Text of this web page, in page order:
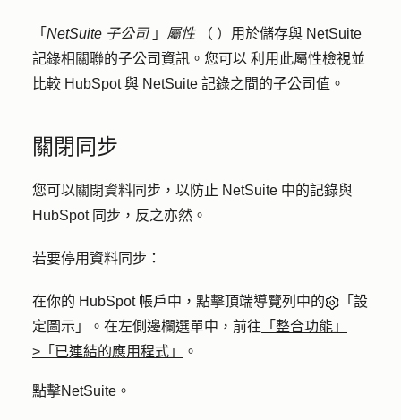
「 NetSuite 子公司 」 屬性 （ ）用於儲存與 NetSuite
記錄相關聯的子公司資訊。您可以 利用此屬性檢視並
比較 HubSpot 與 NetSuite 記錄之間的子公司值 。
關閉同步
您可以關閉資料同步，以防止 NetSuite 中的記錄與
HubSpot 同步，反之亦然。
若要停用資料同步：
在你的 HubSpot 帳戶中，點擊頂端導覽列中的
「設
定圖示」。在左側邊欄選單中，前往 「整合功能」
>「已連結的應用程式」
。
點擊NetSuite 。